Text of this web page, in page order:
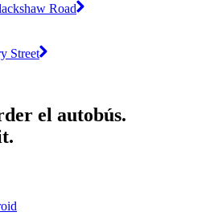
Road
Street
el autobús.